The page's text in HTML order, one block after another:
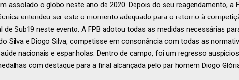
assolado o globo neste ano de 2020. Depois do seu reagendamento, a
entendeu ser este o momento adequado para o retorno à
de Sub19 neste evento. A FPB adotou todas as medidas necessárias
Silva e Diogo Silva, competisse em consonância com todas as
nacionais e espanholas. Dentro de campo, foi um regresso
com destaque para a final alcançada pelo par homem Diogo